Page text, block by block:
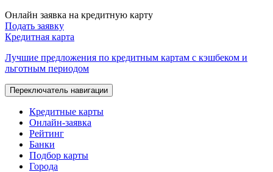
Онлайн заявка на кредитную карту
Подать заявку
Кредитная карта
Лучшие предложения по кредитным картам с кэшбеком и
льготным периодом
Переключатель навигации
Кредитные карты
Онлайн-заявка
Рейтинг
Банки
Подбор карты
Города